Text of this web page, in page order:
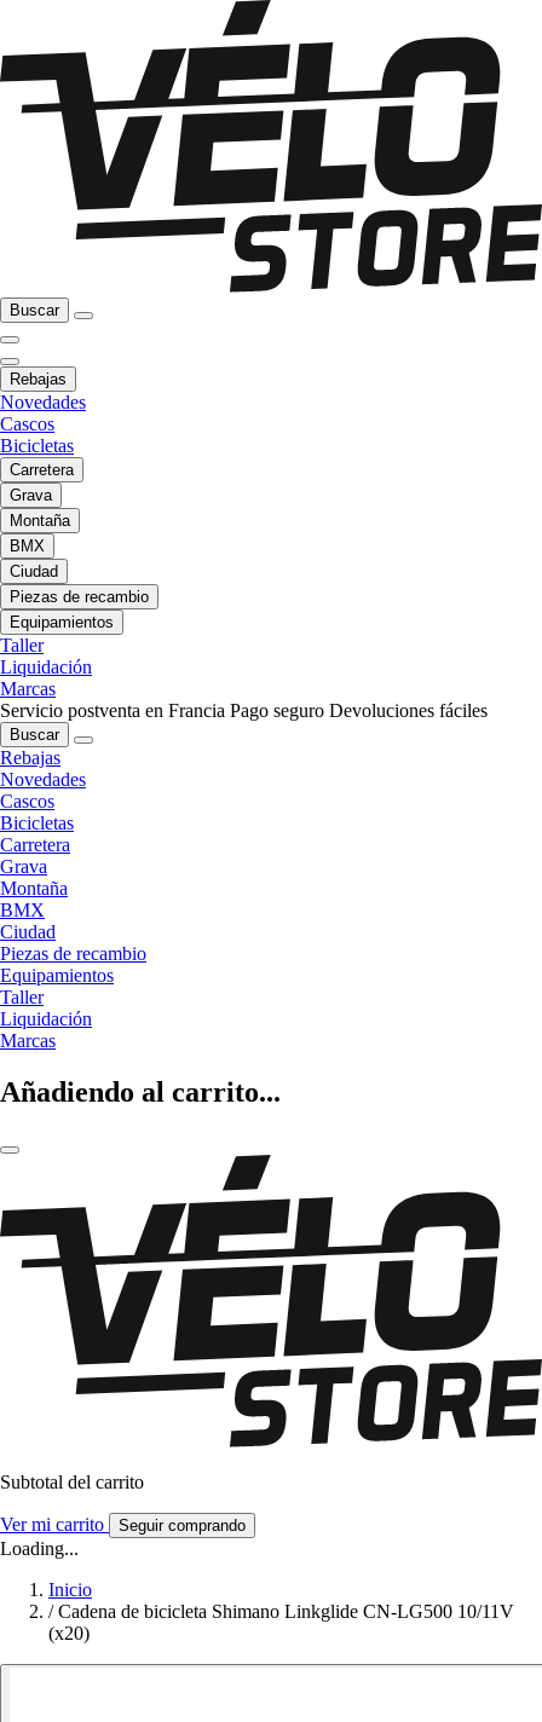
Buscar
Rebajas
Novedades
Cascos
Bicicletas
Carretera
Grava
Montaña
BMX
Ciudad
Piezas de recambio
Equipamientos
Taller
Liquidación
Marcas
Servicio postventa en Francia Pago seguro Devoluciones fáciles
Buscar
Rebajas
Novedades
Cascos
Bicicletas
Carretera
Grava
Montaña
BMX
Ciudad
Piezas de recambio
Equipamientos
Taller
Liquidación
Marcas
Añadiendo al carrito...
Subtotal del carrito
Ver mi carrito Seguir comprando
Loading...
Inicio
/ Cadena de bicicleta Shimano Linkglide CN-LG500 10/11V
(x20)